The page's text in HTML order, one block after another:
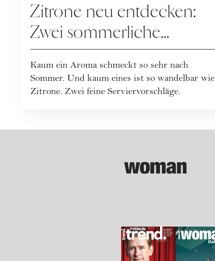
Zitrone neu entdecken:
Zwei sommerliche
Rezepte mit Frischekick
Kaum ein Aroma schmeckt so sehr nach
Sommer. Und kaum eines ist so wandelbar wie
Zitrone. Zwei feine Serviervorschläge.